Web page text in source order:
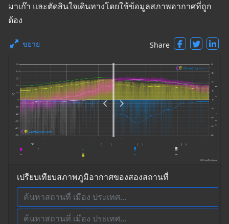
มาเก๊า และตัดสินใจเดินทางโดยใช้ข้อมูลสภาพอากาศที่ถูก
ต้อง
ขยาย Share
เปรียบเทียบสภาพภูมิอากาศของสองสถานที่